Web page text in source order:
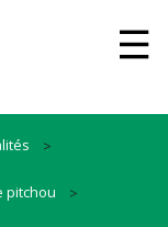
pitchou